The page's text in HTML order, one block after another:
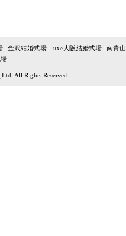
金沢結婚式場| luxe大阪結婚式場| 南青山
All Rights Reserved.